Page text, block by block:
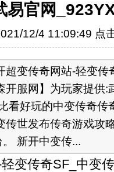
易官网
12/4 11:09:49 点
传奇网站-轻变传
开服网】为玩家提供:
看好玩的中变传奇传
传世发布传奇游戏攻
新开中变传...
传奇SF_中变